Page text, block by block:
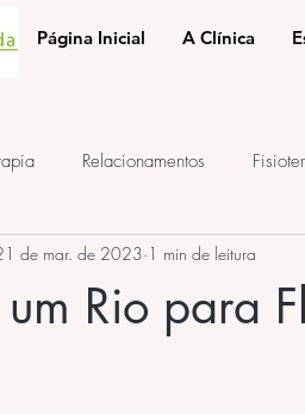
Página Inicial A Clínica
Relacionamentos
ponto de acupuntura terapia
Rio para
de mar. de 2023 1 min de leitura